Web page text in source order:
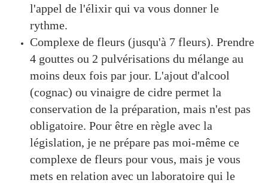
l'appel de l'élixir qui va vous donner le
rythme.
Complexe de fleurs (jusqu'à 7 fleurs). Prendre
4 gouttes ou 2 pulvérisations du mélange au
moins deux fois par jour. L'ajout d'alcool
(cognac) ou vinaigre de cidre permet la
conservation de la préparation, mais n'est pas
obligatoire. Pour être en règle avec la
législation, je ne prépare pas moi-même ce
complexe de fleurs pour vous, mais je vous
mets en relation avec un laboratoire qui le